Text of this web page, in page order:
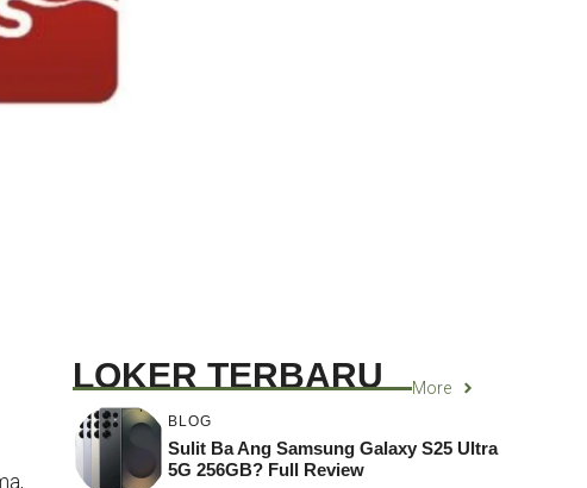
LOKER TERBARU More
BLOG
Sulit Ba Ang Samsung Galaxy S25 Ultra
5G 256GB? Full Review